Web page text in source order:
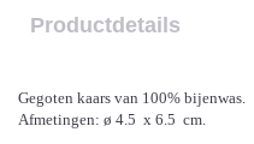
Productdetails
Gegoten kaars van 100% bijenwas.
Afmetingen: ø 4.5 x 6.5 cm.